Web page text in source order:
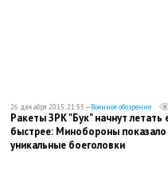
26 декабря 2015, 21:55 —Военное обозрение
Ракеты ЗРК "Бук" начнут летать
быстрее: Минобороны показало
уникальные боеголовки